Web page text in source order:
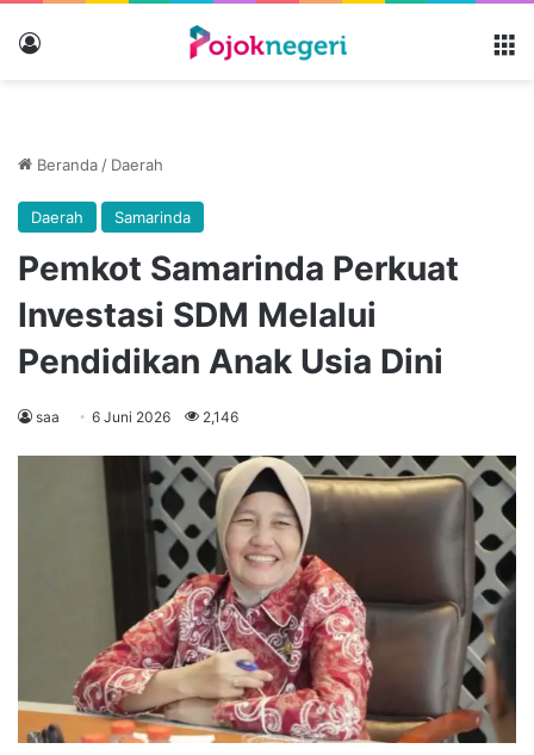
Beranda / Daerah
Daerah Samarinda
Pemkot Samarinda Perkuat
Investasi SDM Melalui
Pendidikan Anak Usia Dini
saa 6 Juni 2026 2,146